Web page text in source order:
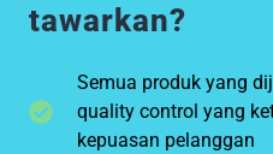
tawarkan?
Semua produk yang
quality control yang
kepuasan pelanggan